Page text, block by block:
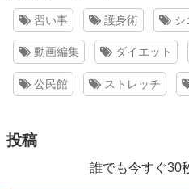
習い事 護身術 シ
動画編集 ダイエット
公民館 ストレッチ
投稿
誰でも今すぐ30